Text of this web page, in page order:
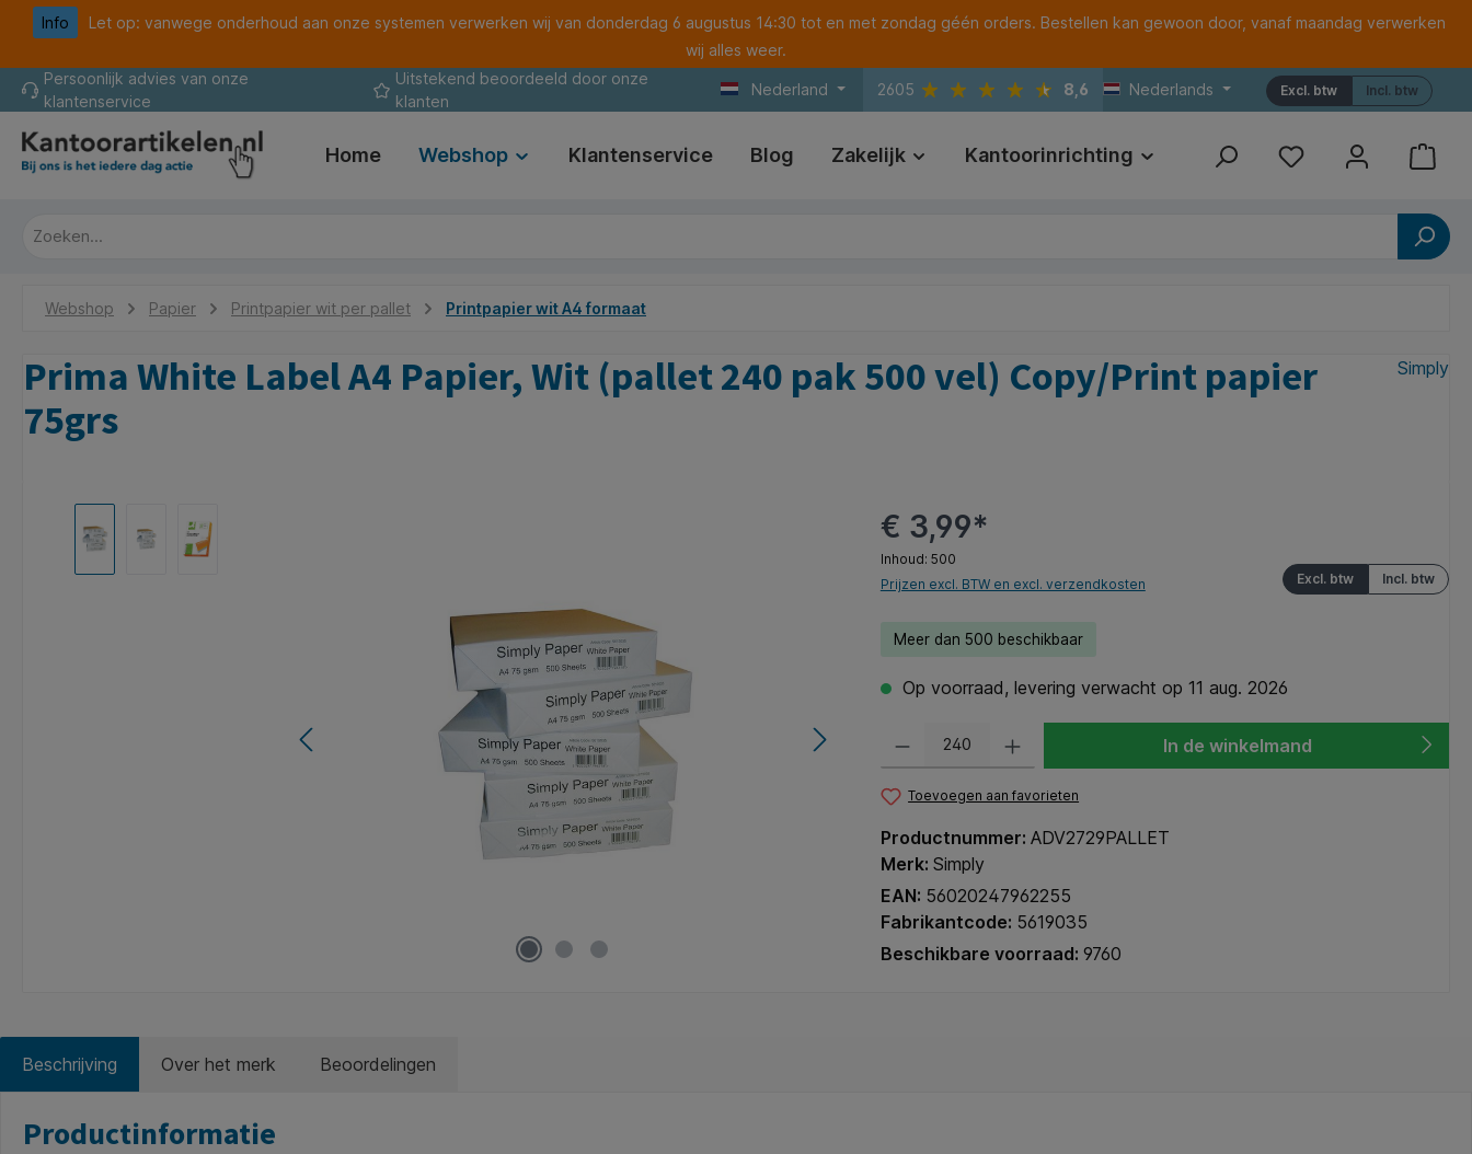
Ga naar de hoofdnavigatie
Info
Let op: vanwege onderhoud aan onze systemen verwerken wij van donderdag 6 augustus 14:30 tot en met zondag géén orders. Bestellen kan gewoon door, vanaf maandag verwerken
wij alles weer.
Persoonlijk advies van onze
klantenservice
Uitstekend beoordeeld door onze
klanten
Nederland 2605 8,6 Nederlands Incl. btw
Excl. btw
Home Webshop Klantenservice Blog Zakelijk Kantoorinrichting Print Referenties
Webshop Papier Printpapier wit per pallet Printpapier wit A4 formaat
Prima White Label A4 Papier, Wit (pallet 240 pak 500 vel) Copy/Print papier
75grs
Simply
Afbeeldingengalerij overslaan € 3,99*
Inhoud: 500
Incl. btw
Excl. btw
Prijzen excl. BTW en excl. verzendkosten
Meer dan 500 beschikbaar
Op voorraad, levering verwacht op 11 aug. 2026
In de winkelmand
Toevoegen aan favorieten
Productnummer: ADV2729PALLET
Merk: Simply
EAN: 56020247962255
Fabrikantcode: 5619035
Beschikbare voorraad: 9760
Beschrijving Over het merk Beoordelingen
Productinformatie